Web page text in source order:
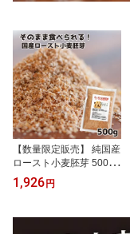
【数量限定販売】 純国産
ロースト小麦胚芽 500g
添加物不使用 焙煎 国産
小麦 栄養満点 希少 ビ
1,926 円